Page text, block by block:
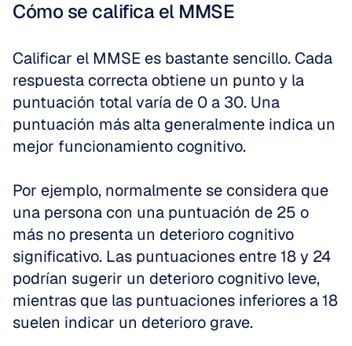
Cómo se califica el MMSE
Calificar el MMSE es bastante sencillo. Cada
respuesta correcta obtiene un punto y la
puntuación total varía de 0 a 30. Una
puntuación más alta generalmente indica un
mejor funcionamiento cognitivo.
Por ejemplo, normalmente se considera que
una persona con una puntuación de 25 o
más no presenta un deterioro cognitivo
significativo. Las puntuaciones entre 18 y 24
podrían sugerir un deterioro cognitivo leve,
mientras que las puntuaciones inferiores a 18
suelen indicar un deterioro grave.